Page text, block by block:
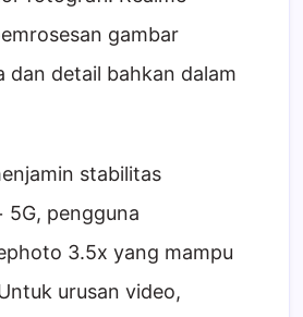
gambar
dan detail bahkan dalam
stabilitas
5G, pengguna
3.5x yang mampu
urusan video,